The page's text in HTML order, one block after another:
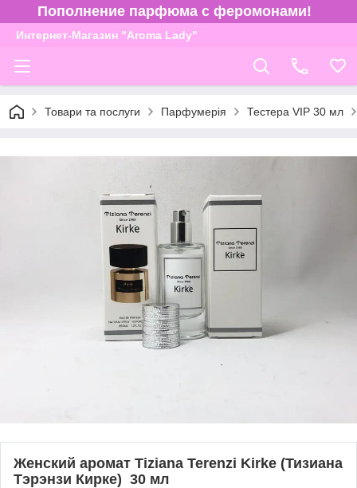
Пополнение парфюма с феромонами!
Интернет-Магазин "Aroma Lady"
Товари та послуги Парфумерія Тестера VIP 30 мл
Женский аромат Tiziana Terenzi Kirke (Тизиана
Тэрэнзи Кирке) 30 мл